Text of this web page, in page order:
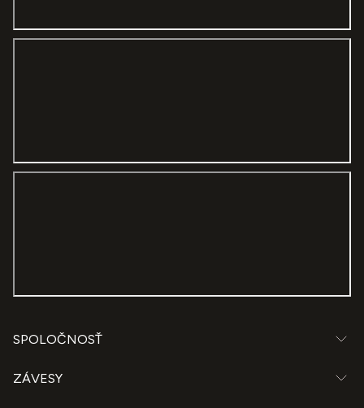
result is stunning. Totally recommended!
SPOLOČNOSŤ
ZÁVESY